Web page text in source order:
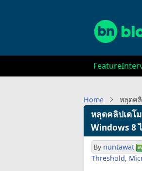
Main
Feature
Home หลุดค
หลุดคลิปเดโ
Windows 8
By nuntawat
Threshold,